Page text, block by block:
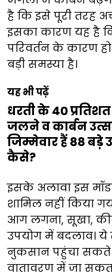
है कि इसे पूरी तरह
इसका कारण यह है
परिवर्तन के कारण
बड़ी समस्या है।
यह भी पढ़ें
धरती के 40
जलने व कार्बन
जिम्मेवार हैं 88 बड़े
कैसे?
इसके अलावा इस
शामिल नहीं किया
आग लगना, सूखा,
उपयोग में बदलाव।
नुकसान पहुंचा सकते
वातावरण में जा